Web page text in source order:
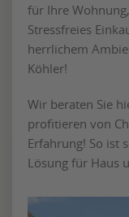
für Ihre
Stressfreies
herrlichem
Köhler!
Wir beraten Sie
profitieren von
Erfahrung! So ist
Lösung für Haus